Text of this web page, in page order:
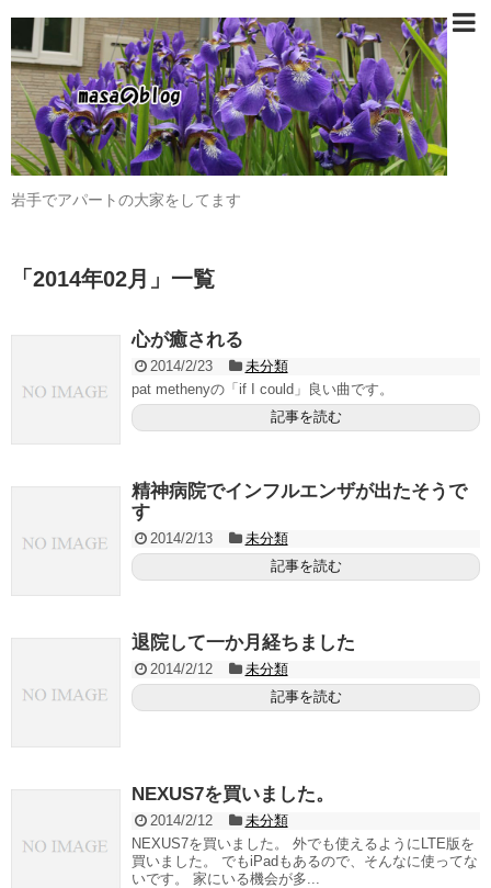
岩手でアパートの大家をしてます
「2014年02月 」 一覧
心が癒される
2014/2/23
未分類
pat methenyの「if I could」良い曲です。
記事を読む
精神病院でインフルエンザが出たそうで
す
2014/2/13
未分類
記事を読む
退院して一か月経ちました
2014/2/12
未分類
記事を読む
NEXUS7を買いました。
2014/2/12
未分類
NEXUS7を買いました。 外でも使えるようにLTE版を
買いました。 でもiPadもあるので、そんなに使ってな
いです。 家にいる機会が多...